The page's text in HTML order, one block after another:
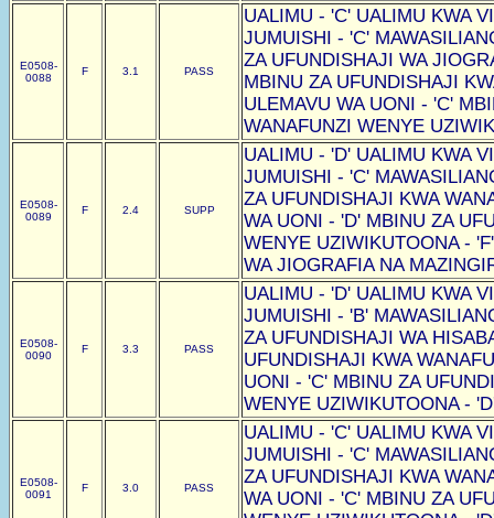
E0508-
0088
F 3.1 PASS
UALIMU - 'C' UALIMU KWA
JUMUISHI - 'C'
ZA UFUNDISHAJI WA
MBINU ZA UFUNDISHAJI
ULEMAVU WA UONI - 'C'
WANAFUNZI WENYE
E0508-
0089
F 2.4 SUPP
UALIMU - 'D' UALIMU KWA
JUMUISHI - 'C'
ZA UFUNDISHAJI KWA
WA UONI - 'D' MBINU ZA
WENYE UZIWIKUTOONA -
WA JIOGRAFIA NA
E0508-
0090
F 3.3 PASS
UALIMU - 'D' UALIMU KWA
JUMUISHI - 'B'
ZA UFUNDISHAJI WA
UFUNDISHAJI KWA
UONI - 'C' MBINU ZA
WENYE UZIWIKUTOONA -
E0508-
0091
F 3.0 PASS
UALIMU - 'C' UALIMU KWA
JUMUISHI - 'C'
ZA UFUNDISHAJI KWA
WA UONI - 'C' MBINU ZA